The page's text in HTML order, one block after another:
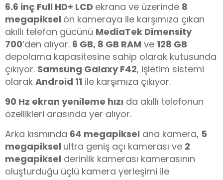
6.6 inç Full HD+ LCD ekrana ve üzerinde 8
megapiksel ön kameraya ile karşımıza çıkan
akıllı telefon gücünü MediaTek Dimensity
700‘den alıyor. 6 GB, 8 GB RAM ve 128 GB
depolama kapasitesine sahip olarak kutusunda
çıkıyor. Samsung Galaxy F42, işletim sistemi
olarak Android 11 ile karşımıza çıkıyor.
90 Hz ekran yenileme hızı da akıllı telefonun
özellikleri arasında yer alıyor.
Arka kısmında 64 megapiksel ana kamera, 5
megapiksel ultra geniş açı kamerası ve 2
megapiksel derinlik kamerası kamerasının
oluşturduğu üçlü kamera yerleşimi ile